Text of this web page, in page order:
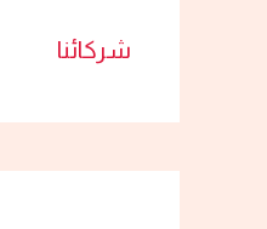
شركائنا